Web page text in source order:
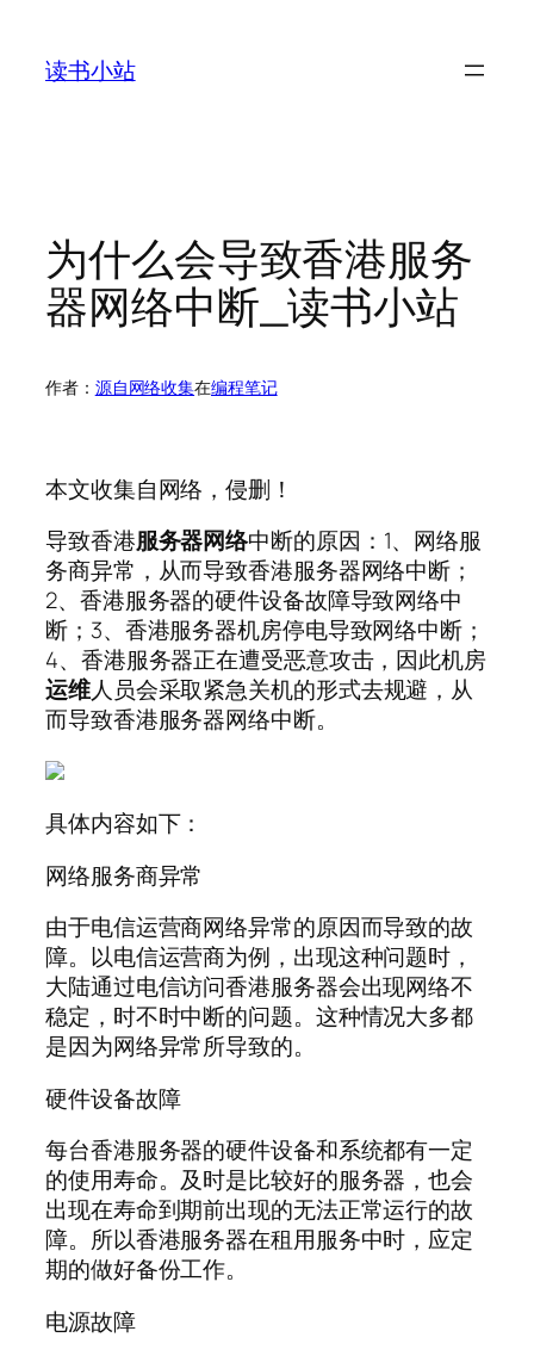
读书小站
为什么会导致香港服务
器网络中断_读书小站
作者： 源自网络收集在编程笔记
本文收集自网络，侵删！
导致香港服务器网络中断的原因：1、网络服
务商异常，从而导致香港服务器网络中断；
2、香港服务器的硬件设备故障导致网络中
断；3、香港服务器机房停电导致网络中断；
4、香港服务器正在遭受恶意攻击，因此机房
运维人员会采取紧急关机的形式去规避，从
而导致香港服务器网络中断。
具体内容如下：
网络服务商异常
由于电信运营商网络异常的原因而导致的故
障。以电信运营商为例，出现这种问题时，
大陆通过电信访问香港服务器会出现网络不
稳定，时不时中断的问题。这种情况大多都
是因为网络异常所导致的。
硬件设备故障
每台香港服务器的硬件设备和系统都有一定
的使用寿命。及时是比较好的服务器，也会
出现在寿命到期前出现的无法正常运行的故
障。所以香港服务器在租用服务中时，应定
期的做好备份工作。
电源故障